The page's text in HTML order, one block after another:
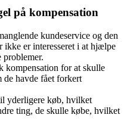
på kompensation
kundeservice og den
ikke er interesseret i at hjælpe
problemer.
kompensation for at skulle
de havde fået forkert
yderligere køb, hvilket
ting, de skulle købe, hvilket